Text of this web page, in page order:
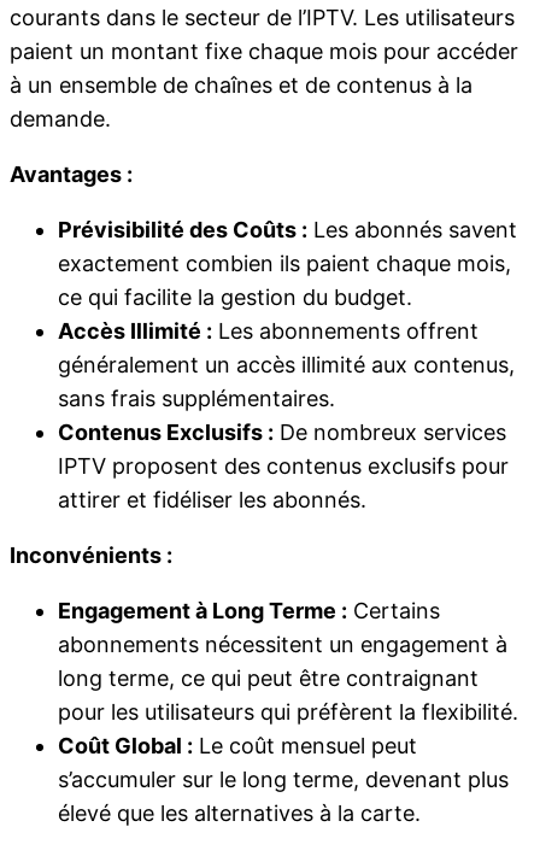
courants dans le secteur de l’IPTV. Les utilisateurs
paient un montant fixe chaque mois pour accéder
à un ensemble de chaînes et de contenus à la
demande.
Avantages :
Prévisibilité des Coûts : Les abonnés savent
exactement combien ils paient chaque mois,
ce qui facilite la gestion du budget.
Accès Illimité : Les abonnements offrent
généralement un accès illimité aux contenus,
sans frais supplémentaires.
Contenus Exclusifs : De nombreux services
IPTV proposent des contenus exclusifs pour
attirer et fidéliser les abonnés.
Inconvénients :
Engagement à Long Terme : Certains
abonnements nécessitent un engagement à
long terme, ce qui peut être contraignant
pour les utilisateurs qui préfèrent la flexibilité.
Coût Global : Le coût mensuel peut
s’accumuler sur le long terme, devenant plus
élevé que les alternatives à la carte.